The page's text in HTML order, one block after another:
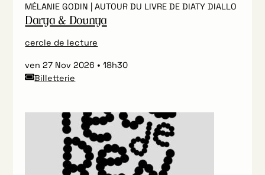
MÉLANIE GODIN | AUTOUR DU LIVRE DE DIATY DIALLO
Darya & Dounya
cercle de lecture
ven 27 Nov 2026
18h30
Billetterie